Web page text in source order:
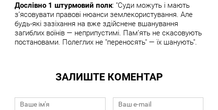
Дослівно 1 штурмовий полк: "Суди можуть і мають
зʼясовувати правові нюанси землекористування. Але
будь-які зазіхання на вже здійснене вшанування
загиблих воїнів — неприпустимі. Памʼять не скасовують
постановами. Полеглих не "переносять" — їх шанують".
ЗАЛИШТЕ КОМЕНТАР